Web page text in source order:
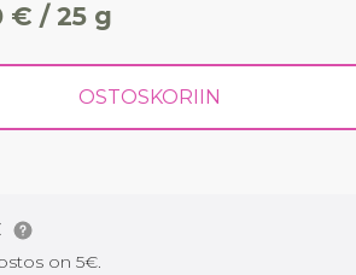
€ / 25 g
OSTOSKORIIN
on 5€.